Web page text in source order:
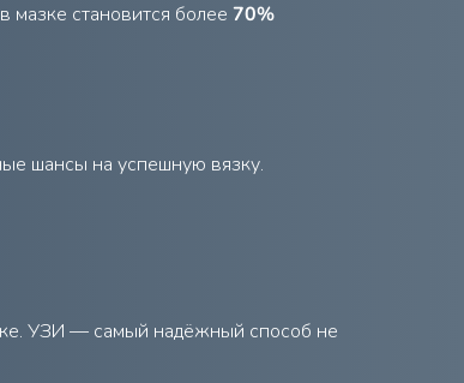
мазке становится более 70%
шансы на успешную вязку.
УЗИ — самый надёжный способ не